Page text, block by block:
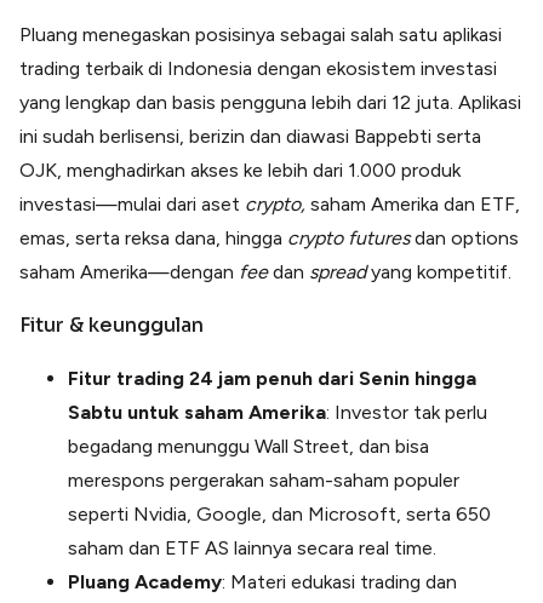
Pluang menegaskan posisinya sebagai salah satu aplikasi
trading terbaik di Indonesia dengan ekosistem investasi
yang lengkap dan basis pengguna lebih dari 12 juta. Aplikasi
ini sudah berlisensi, berizin dan diawasi Bappebti serta
OJK, menghadirkan akses ke lebih dari 1.000 produk
investasi—mulai dari aset crypto, saham Amerika dan ETF,
emas, serta reksa dana, hingga crypto futuresdan options
saham Amerika—dengan feedan spreadyang kompetitif.
Fitur & keunggulan
Fitur trading 24 jam penuh dari Senin hingga
Sabtu untuk saham Amerika: Investor tak perlu
begadang menunggu Wall Street, dan bisa
merespons pergerakan saham-saham populer
seperti Nvidia, Google, dan Microsoft, serta 650
saham dan ETF AS lainnya secara real time.
Pluang Academy: Materi edukasi trading dan